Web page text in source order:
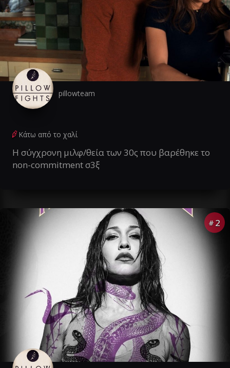
pillowteam
Κάτω από το χαλί
Η σύγχρονη μιλφ/θεία των 30ς που βαρέθηκε το
non-commitment σ3ξ
# 2